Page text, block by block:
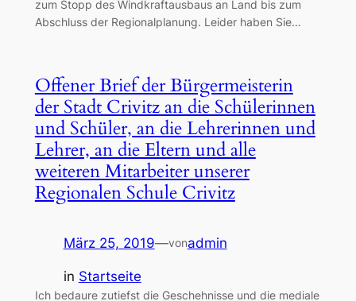
zum Stopp des Windkraftausbaus an Land bis zum
Abschluss der Regionalplanung. Leider haben Sie…
Offener Brief der Bürgermeisterin
der Stadt Crivitz an die Schülerinnen
und Schüler, an die Lehrerinnen und
Lehrer, an die Eltern und alle
weiteren Mitarbeiter unserer
Regionalen Schule Crivitz
März 25, 2019—vonadmin
in Startseite
Ich bedaure zutiefst die Geschehnisse und die mediale